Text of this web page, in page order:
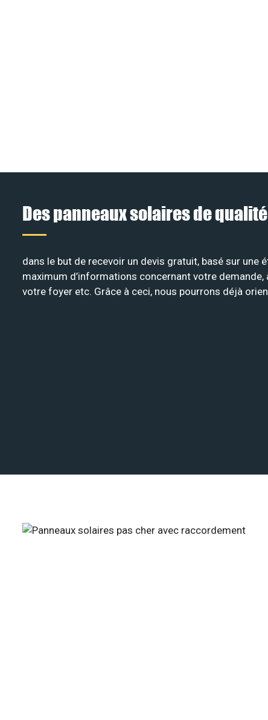
Des panneaux solaires de qualité
dans le but de recevoir un devis gratuit, basé sur une
maximum d’informations concernant votre
votre foyer etc. Grâce à ceci, nous pourrons déjà